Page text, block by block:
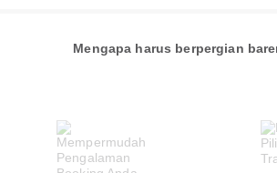
Mengapa harus berpergian